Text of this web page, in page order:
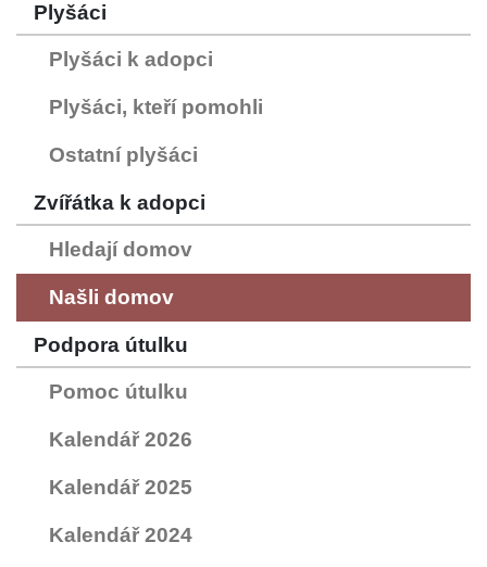
Plyšáci
Plyšáci k adopci
Plyšáci, kteří pomohli
Ostatní plyšáci
Zvířátka k adopci
Hledají domov
Našli domov
Podpora útulku
Pomoc útulku
Kalendář 2026
Kalendář 2025
Kalendář 2024